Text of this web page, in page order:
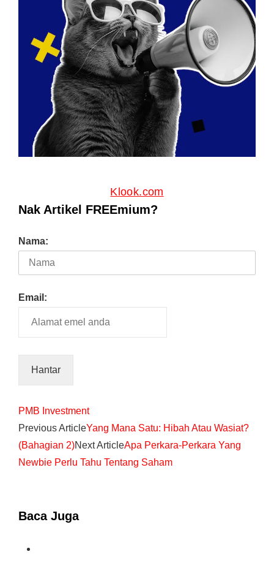
Klook.com
Nak Artikel FREEmium?
Nama:
Email:
PMB Investment
Previous ArticleYang Mana Satu: Hibah Atau Wasiat?
(Bahagian 2)Next ArticleApa Perkara-Perkara Yang
Newbie Perlu Tahu Tentang Saham
Baca Juga